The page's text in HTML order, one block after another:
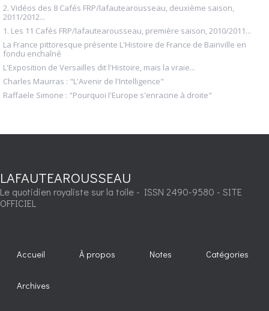
2. Vidéos des 8 Cafés FRP/lafautearousseau, deuxième saison,
2011/2012...
1. Les 11 Cafés FRP/lafautearousseau, première saison, 2010/2011...
La France pittoresque présente L'Histoire de France de Bainville en
fondu enchaîné
L'Exposition de Versailles dit l'Histoire, mais la vraie...
Charles Maurras : "L'Avenir de l'Intelligence"
Raffaele Simone : "Pourquoi l'Europe s'enracine à droite"
LAFAUTEAROUSSEAU
Le quotidien royaliste sur la toile - ISSN 2490-9580 - SITE
OFFICIEL
Accueil À propos Notes Catégories
Archives